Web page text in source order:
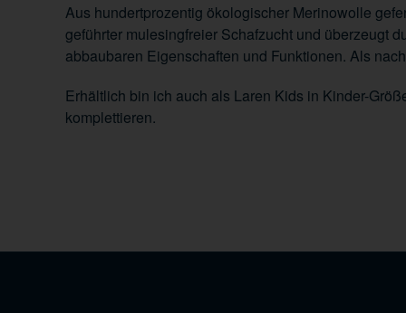
Aus hundertprozentig ökologischer Merinowolle
geführter mulesingfreier Schafzucht und überzeugt
abbaubaren Eigenschaften und Funktionen. Als
Erhältlich bin ich auch als Laren Kids in Kinder-
komplettieren.